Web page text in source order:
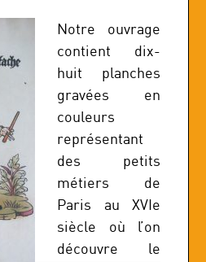
Notre ouvrage
contient dix-
huit planches
gravées en
couleurs
représentant
des petits
métiers de
Paris au XVIe
siècle où l’on
découvre le